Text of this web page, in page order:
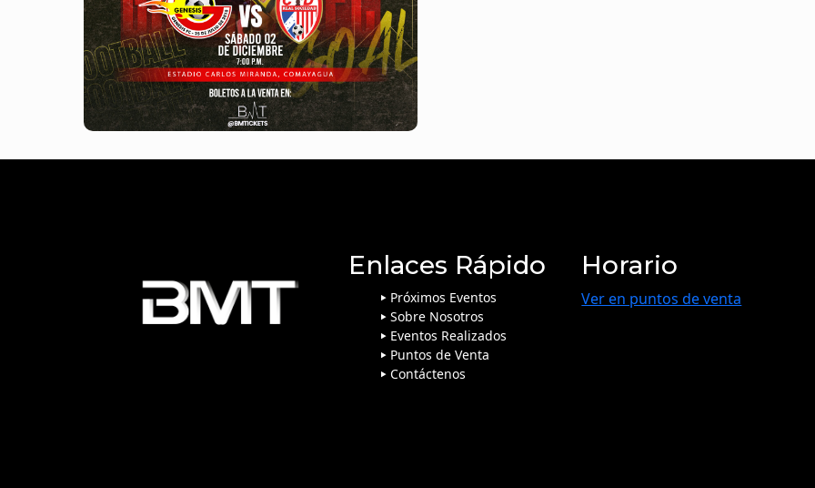
Enlaces Rápido
Próximos Eventos
Sobre Nosotros
Eventos Realizados
Puntos de Venta
Contáctenos
Horario
Ver en puntos de venta